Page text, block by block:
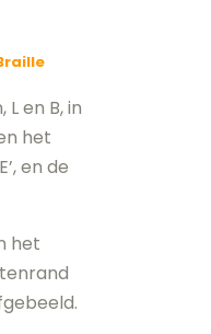
en B, in
het
en de
het